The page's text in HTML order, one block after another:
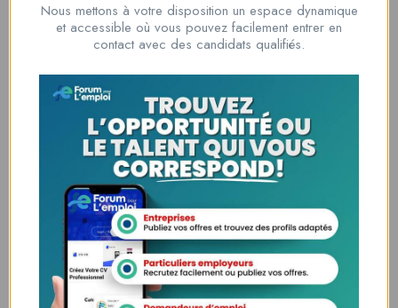
Nous contacter
00228 91917788
la solution idéale pour tous ceux qui cherchent à se connecter au
monde du travail. Que vous soyez à la recherche d’une nouvelle
opportunité professionnelle ou que vous souhaitiez recruter les meilleurs
Lome, Togo
fpe@forumpouremploi.com / 0022891917788
Espaces Candidats
Nous mettons à votre disposition un espace dynamique
et accessible où vous pouvez facilement entrer en
contact avec des candidats qualifiés.